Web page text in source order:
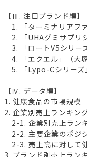
【Ⅲ. 注目ブランド編】
1. 「ターミナリアフ
2. 「UHAグミサプリ
3. 「ロートV5シリー
4. 「エクエル」（大塚
5. 「Lypo-Cシリーズ
【Ⅳ. データ編】
1. 健康食品の市場規模
2. 企業別売上ランキン
2-1. 企業別売上ラン
2-2. 主要企業のポジ
2-3. 売上高に対して
3. ブランド別売上ラン